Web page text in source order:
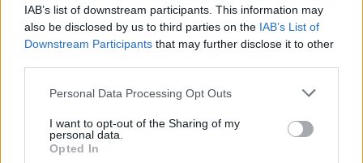
IAB’s list of downstream participants. This information may
also be disclosed by us to third parties on the IAB’s List of
Downstream Participants that may further disclose it to other
Personal Data Processing Opt Outs
I want to opt-out of the Sharing of my
personal data.
Opted In
Ποιες σχολές καταγράφουν τη μεγαλύτερη
μείωση θέσεων εισακτέων στις φετινές
πανελλαδικές εξετάσεις
17.05.2022